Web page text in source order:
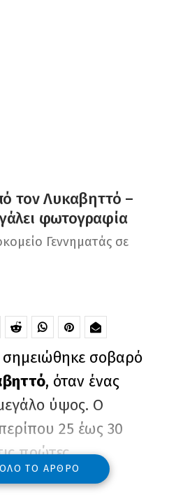
τον Λυκαβηττό –
φωτογραφία
Γεννηματάς σε
σημειώθηκε σοβαρό
, όταν ένας
ύψος. Ο
25 έως 30
πρώτες
από το άκρο του
ΤΟ ΆΡΘΡΟ